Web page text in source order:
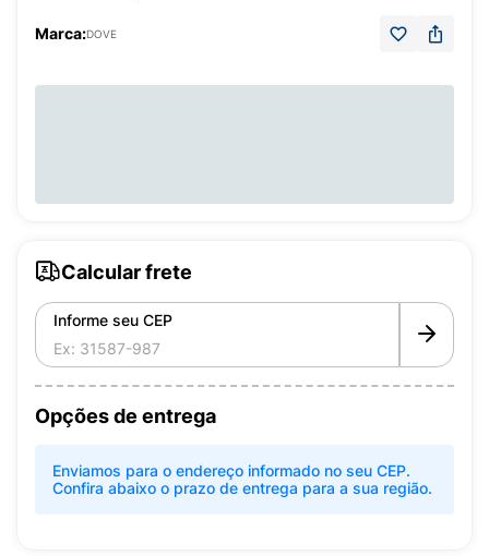
Marca:DOVE
Calcular frete
Informe seu CEP
Opções de entrega
Enviamos para o endereço informado no seu CEP.
Confira abaixo o prazo de entrega para a sua região.